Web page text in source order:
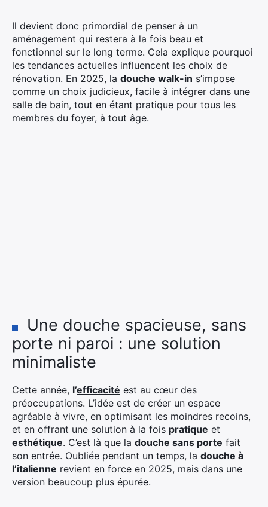
Il devient donc primordial de penser à un
aménagement qui restera à la fois beau et
fonctionnel sur le long terme. Cela explique pourquoi
les tendances actuelles influencent les choix de
rénovation. En 2025, la douche walk-in s’impose
comme un choix judicieux, facile à intégrer dans une
salle de bain, tout en étant pratique pour tous les
membres du foyer, à tout âge.
Une douche spacieuse, sans
porte ni paroi : une solution
minimaliste
Cette année, l’efficacité est au cœur des
préoccupations. L’idée est de créer un espace
agréable à vivre, en optimisant les moindres recoins,
et en offrant une solution à la fois pratique et
esthétique. C’est là que la douche sans porte fait
son entrée. Oubliée pendant un temps, la douche à
l’italienne revient en force en 2025, mais dans une
version beaucoup plus épurée.